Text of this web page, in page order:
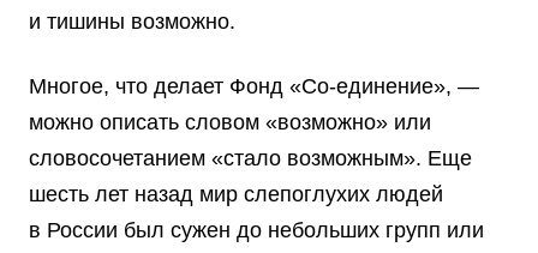
и тишины возможно.
Многое, что делает Фонд «Со-единение», —
можно описать словом «возможно» или
словосочетанием «стало возможным». Еще
шесть лет назад мир слепоглухих людей
в России был сужен до небольших групп или